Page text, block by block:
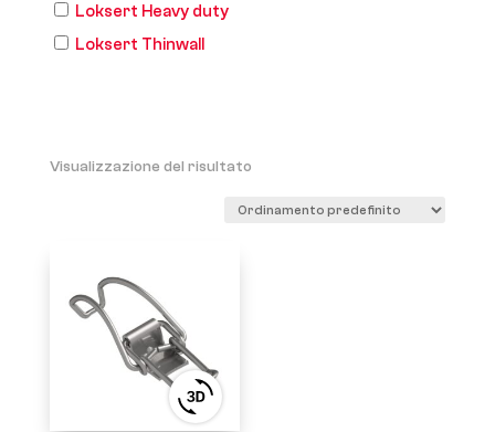
Loksert Heavy duty
Loksert Thinwall
Visualizzazione del risultato
View
3D